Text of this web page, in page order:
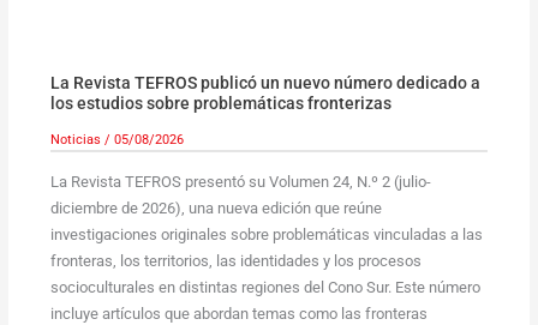
La Revista TEFROS publicó un nuevo número dedicado a
los estudios sobre problemáticas fronterizas
Noticias / 05/08/2026
La Revista TEFROS presentó su Volumen 24, N.º 2 (julio-
diciembre de 2026), una nueva edición que reúne
investigaciones originales sobre problemáticas vinculadas a las
fronteras, los territorios, las identidades y los procesos
socioculturales en distintas regiones del Cono Sur. Este número
incluye artículos que abordan temas como las fronteras